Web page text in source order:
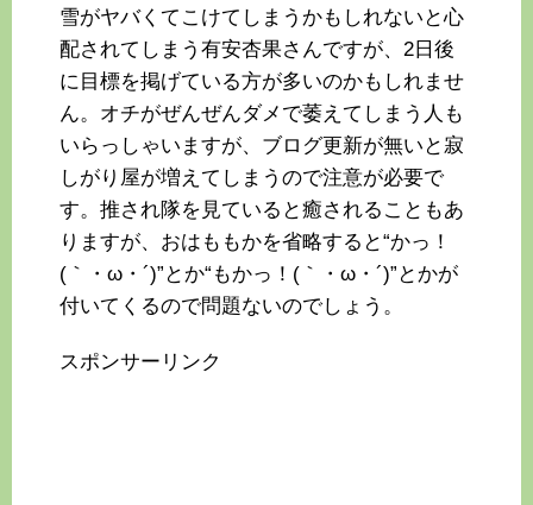
雪がヤバくてこけてしまうかもしれないと心
配されてしまう有安杏果さんですが、2日後
に目標を掲げている方が多いのかもしれませ
ん。オチがぜんぜんダメで萎えてしまう人も
いらっしゃいますが、ブログ更新が無いと寂
しがり屋が増えてしまうので注意が必要で
す。推され隊を見ていると癒されることもあ
りますが、おはももかを省略すると“かっ！
(｀・ω・´)”とか“もかっ！(｀・ω・´)”とかが
付いてくるので問題ないのでしょう。
スポンサーリンク